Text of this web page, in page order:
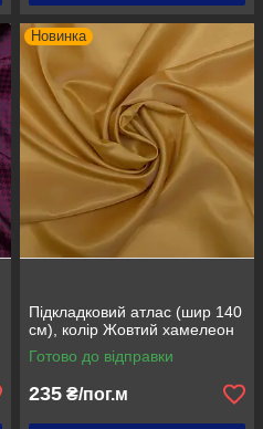
Новинка
Підкладковий атлас (шир 140
см), колір Жовтий хамелеон
Готово до відправки
235 ₴/пог.м